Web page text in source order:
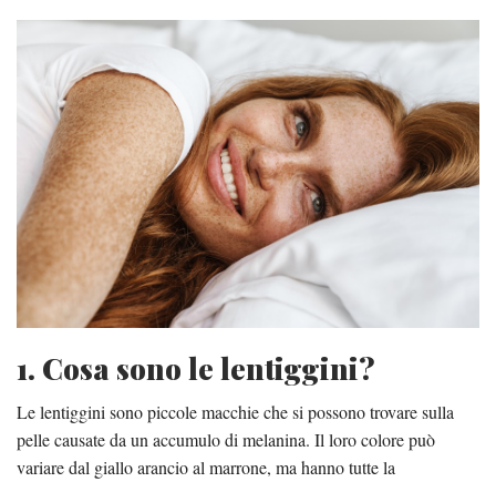
1. Cosa sono le lentiggini?
Le lentiggini sono piccole macchie che si possono trovare sulla
pelle causate da un accumulo di melanina. Il loro colore può
variare dal giallo arancio al marrone, ma hanno tutte la